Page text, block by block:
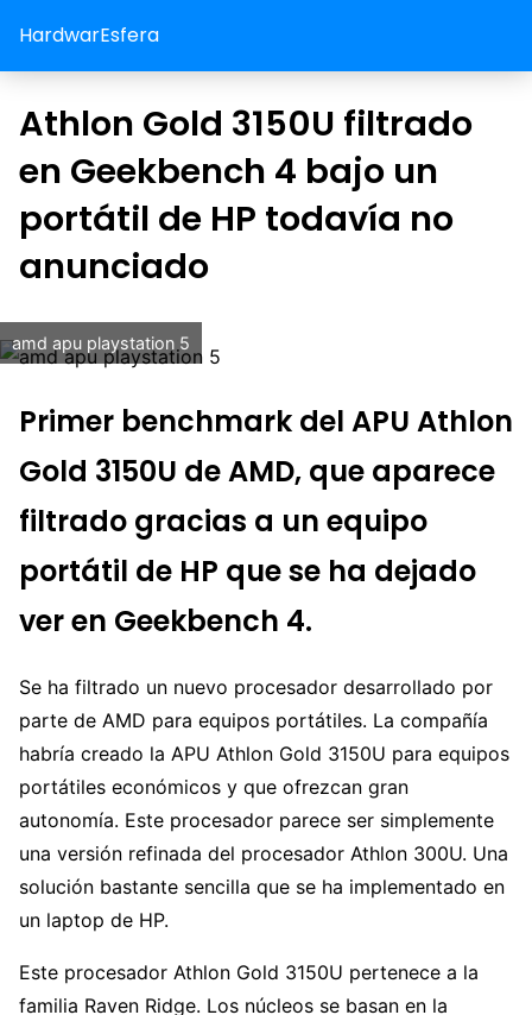
HardwarEsfera
Athlon Gold 3150U filtrado
en Geekbench 4 bajo un
portátil de HP todavía no
anunciado
amd apu playstation 5
Primer benchmark del APU Athlon
Gold 3150U de AMD, que aparece
filtrado gracias a un equipo
portátil de HP que se ha dejado
ver en Geekbench 4.
Se ha filtrado un nuevo procesador desarrollado por
parte de AMD para equipos portátiles. La compañía
habría creado la APU Athlon Gold 3150U para equipos
portátiles económicos y que ofrezcan gran
autonomía. Este procesador parece ser simplemente
una versión refinada del procesador Athlon 300U. Una
solución bastante sencilla que se ha implementado en
un laptop de HP.
Este procesador Athlon Gold 3150U pertenece a la
familia Raven Ridge. Los núcleos se basan en la